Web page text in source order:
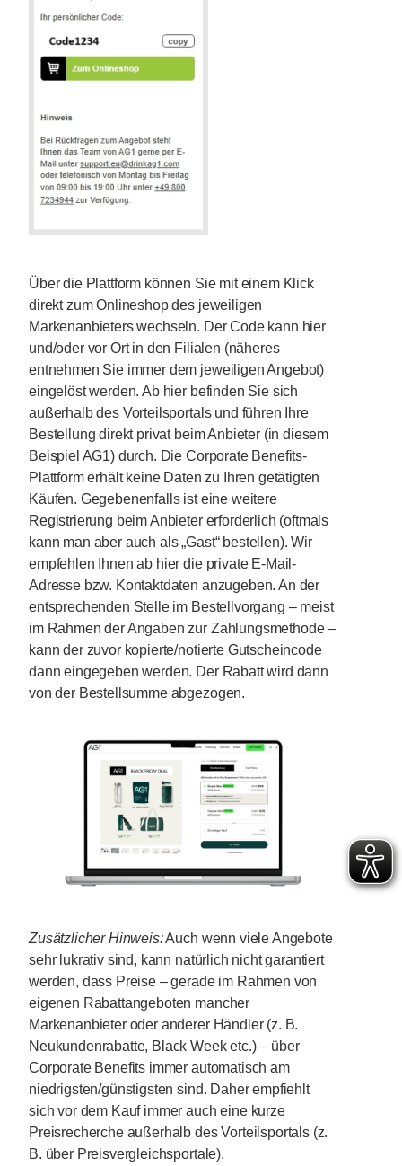
Über die Plattform können Sie mit einem Klick
direkt zum Onlineshop des jeweiligen
Markenanbieters wechseln. Der Code kann hier
und/oder vor Ort in den Filialen (näheres
entnehmen Sie immer dem jeweiligen Angebot)
eingelöst werden. Ab hier befinden Sie sich
außerhalb des Vorteilsportals und führen Ihre
Bestellung direkt privat beim Anbieter (in diesem
Beispiel AG1) durch. Die Corporate Benefits-
Plattform erhält keine Daten zu Ihren getätigten
Käufen. Gegebenenfalls ist eine weitere
Registrierung beim Anbieter erforderlich (oftmals
kann man aber auch als „Gast“ bestellen). Wir
empfehlen Ihnen ab hier die private E-Mail-
Adresse bzw. Kontaktdaten anzugeben. An der
entsprechenden Stelle im Bestellvorgang – meist
im Rahmen der Angaben zur Zahlungsmethode –
kann der zuvor kopierte/notierte Gutscheincode
dann eingegeben werden. Der Rabatt wird dann
von der Bestellsumme abgezogen.
Zusätzlicher Hinweis:Auch wenn viele Angebote
sehr lukrativ sind, kann natürlich nicht garantiert
werden, dass Preise – gerade im Rahmen von
eigenen Rabattangeboten mancher
Markenanbieter oder anderer Händler (z. B.
Neukundenrabatte, Black Week etc.) – über
Corporate Benefits immer automatisch am
niedrigsten/günstigsten sind. Daher empfiehlt
sich vor dem Kauf immer auch eine kurze
Preisrecherche außerhalb des Vorteilsportals (z.
B. über Preisvergleichsportale).